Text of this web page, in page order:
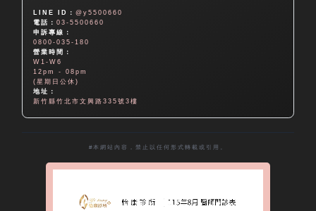
LINE ID：@y5500660
電話：03-5500660
申訴專線：
0800-035-180
營業時間：
W1-W6
12pm - 08pm
(星期日公休)
地址：
新竹縣竹北市文興路335號3樓
#本網站內容，禁止以任何形式轉載或引用。